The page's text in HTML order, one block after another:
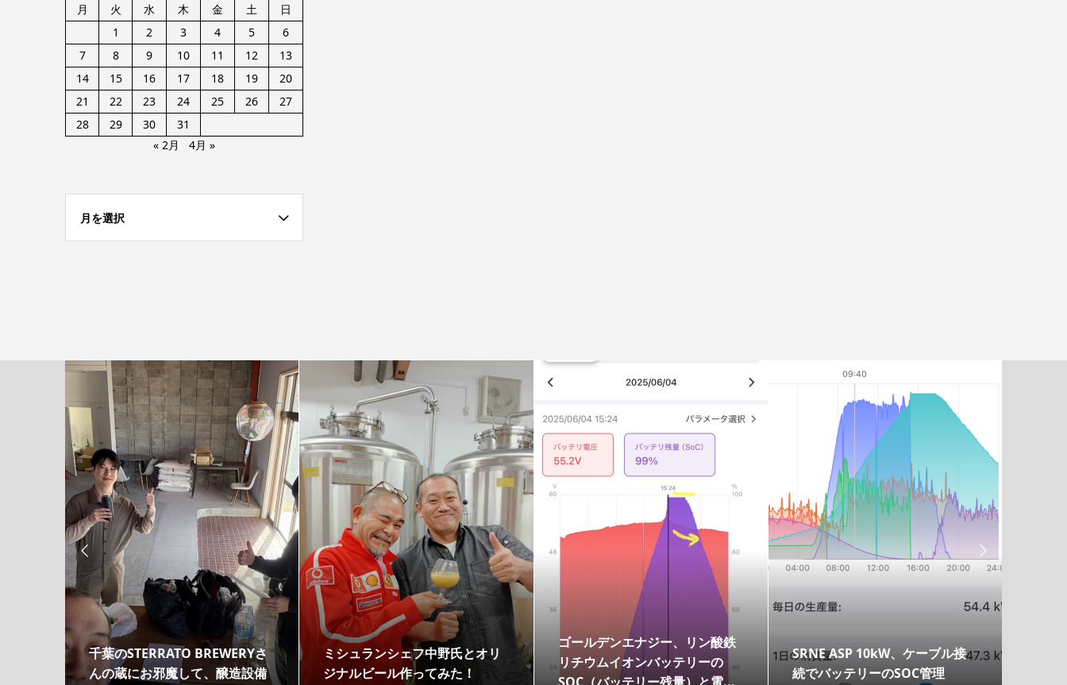
月
火 水 木 金 土
日
1
2 3 4 5
6
7
8 9 10 11 12
13
14
15 16 17 18 19
20
21
22 23 24 25 26
27
28
29 30
31
« 2月
4月 »
月を選択

千葉のSTERRATO BREWERYさ
んの蔵にお邪魔して、醸造設備
ミシュランシェフ中野氏とオリ
ジナルビール作ってみた！
ゴールデンエナジー、リン酸鉄
リチウムイオンバッテリーの
SRNE ASP 10kW、ケーブル接
続でバッテリーのSOC管理
